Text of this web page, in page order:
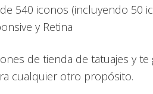
540 iconos (incluyendo 50
y Retina
de tienda de tatuajes y
cualquier otro propósito.